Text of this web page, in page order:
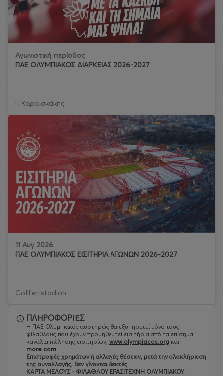
Αγωνιστική περίοδος
ΠΑΕ ΟΛΥΜΠΙΑΚΟΣ ΔΙΑΡΚΕΙΑΣ 2026-2027
Γ. Καραϊσκάκης
11 Αυγ 2026
ΠΑΕ ΟΛΥΜΠΙΑΚΟΣ ΕΙΣΙΤΗΡΙΑ ΑΓΩΝΩΝ 2026-2027
Goffertstadion
ΠΛΗΡΟΦΟΡΙΕΣ
Η ΠΑΕ Ολυμπιακός αυστηρώς θα εξυπηρετεί μόνο τους
φίλαθλους που έχουν προμηθευτεί εισιτήρια από τα επίσημα
κανάλια πώλησης εισιτηρίων, www.olympiacos.org και
more.com.
Eπιστροφές χρημάτων ή αλλαγές θέσεων, μετά την ολοκλήρωση
της συναλλαγής, δεν γίνονται δεκτές.
ΚΑΡΤΑ ΜΕΛΟΥΣ - ΦΙΛΑΘΛΟΥ ΕΡΑΣΙΤΕΧΝΗ ΟΛΥΜΠΙΑΚΟΥ